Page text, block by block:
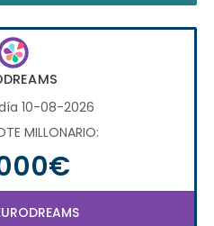
10-08-2026
MILLONARIO: